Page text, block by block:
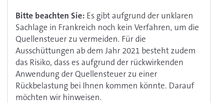
Bitte beachten Sie: Es gibt aufgrund der unklaren
Sachlage in Frankreich noch kein Verfahren, um die
Quellensteuer zu vermeiden. Für die
Ausschüttungen ab dem Jahr 2021 besteht zudem
das Risiko, dass es aufgrund der rückwirkenden
Anwendung der Quellensteuer zu einer
Rückbelastung bei Ihnen kommen könnte. Darauf
möchten wir hinweisen.